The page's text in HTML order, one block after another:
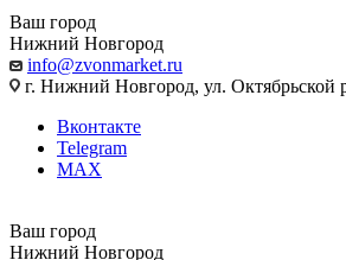
Ваш город
Нижний Новгород
info@zvonmarket.ru
г. Нижний Новгород, ул. Октябрьской
Вконтакте
Telegram
MAX
Ваш город
Нижний Новгород